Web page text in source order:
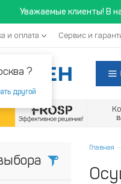
Уважаемые клиенты! В
?
другой
и оплата Сервис и
Главная